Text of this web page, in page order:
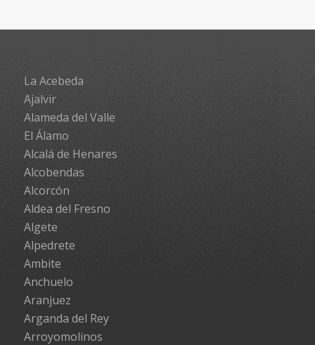
La Acebeda
Ajalvir
Alameda del Valle
El Álamo
Alcalá de Henares
Alcobendas
Alcorcón
Aldea del Fresno
Algete
Alpedrete
Ambite
Anchuelo
Aranjuez
Arganda del Rey
Arroyomolinos